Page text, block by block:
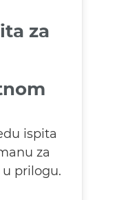
za
ispita
za
prilogu.